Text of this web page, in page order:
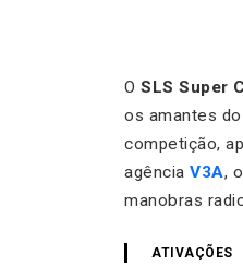
O SLS Super
os amantes
competição,
agência V3A,
manobras
ATIVAÇÕES